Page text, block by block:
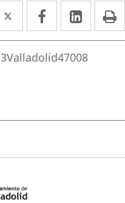
Twitter
Enlace
a
una
Facebook
Enlace
a
una
Enlace
a
una
Valladolid47008